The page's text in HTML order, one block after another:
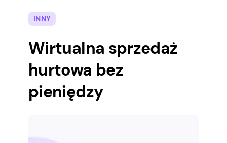
INNY
Wirtualna sprzedaż
hurtowa bez
pieniędzy